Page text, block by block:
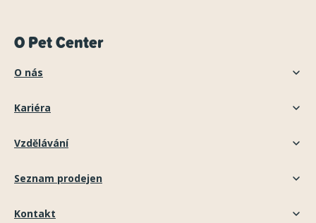
O Pet Center
O nás
Kariéra
Vzdělávání
Seznam prodejen
Kontakt